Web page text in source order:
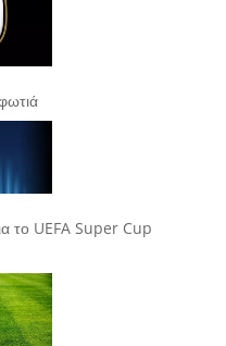
το UEFA Super Cup